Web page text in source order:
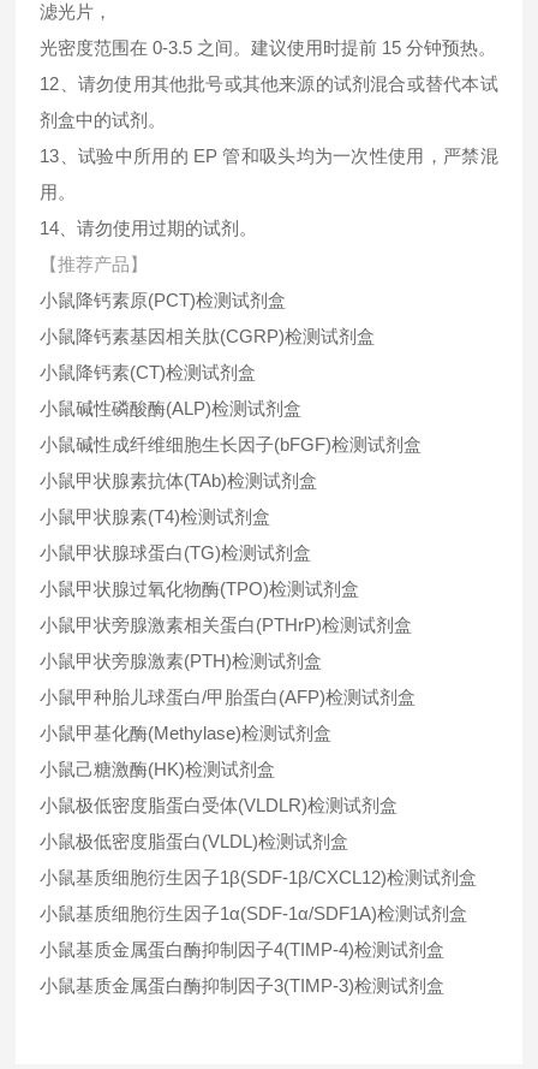
滤光片，
光密度范围在 0-3.5 之间。建议使用时提前 15 分钟预热。
12、请勿使用其他批号或其他来源的试剂混合或替代本试
剂盒中的试剂。
13、试验中所用的 EP 管和吸头均为一次性使用，严禁混
用。
14、请勿使用过期的试剂。
【推荐产品】
小鼠降钙素原(PCT)检测试剂盒
小鼠降钙素基因相关肽(CGRP)检测试剂盒
小鼠降钙素(CT)检测试剂盒
小鼠碱性磷酸酶(ALP)检测试剂盒
小鼠碱性成纤维细胞生长因子(bFGF)检测试剂盒
小鼠甲状腺素抗体(TAb)检测试剂盒
小鼠甲状腺素(T4)检测试剂盒
小鼠甲状腺球蛋白(TG)检测试剂盒
小鼠甲状腺过氧化物酶(TPO)检测试剂盒
小鼠甲状旁腺激素相关蛋白(PTHrP)检测试剂盒
小鼠甲状旁腺激素(PTH)检测试剂盒
小鼠甲种胎儿球蛋白/甲胎蛋白(AFP)检测试剂盒
小鼠甲基化酶(Methylase)检测试剂盒
小鼠己糖激酶(HK)检测试剂盒
小鼠极低密度脂蛋白受体(VLDLR)检测试剂盒
小鼠极低密度脂蛋白(VLDL)检测试剂盒
小鼠基质细胞衍生因子1β(SDF-1β/CXCL12)检测试剂盒
小鼠基质细胞衍生因子1α(SDF-1α/SDF1A)检测试剂盒
小鼠基质金属蛋白酶抑制因子4(TIMP-4)检测试剂盒
小鼠基质金属蛋白酶抑制因子3(TIMP-3)检测试剂盒